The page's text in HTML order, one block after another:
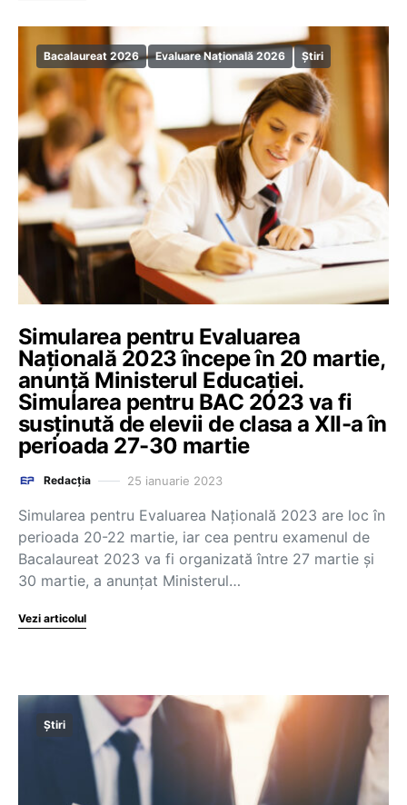
Bacalaureat 2026 Evaluare Națională 2026 Știri
Simularea pentru Evaluarea
Națională 2023 începe în 20 martie,
anunță Ministerul Educației.
Simularea pentru BAC 2023 va fi
susținută de elevii de clasa a XII-a în
perioada 27-30 martie
Redacția 25 ianuarie 2023
Simularea pentru Evaluarea Națională 2023 are loc în
perioada 20-22 martie, iar cea pentru examenul de
Bacalaureat 2023 va fi organizată între 27 martie și
30 martie, a anunțat Ministerul…
Vezi articolul
Știri